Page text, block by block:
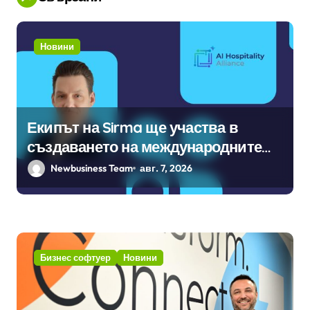
Новини
Екипът на Sirma ще участва в
създаването на международните
стандарти за навлизане на
изкуствен интелект в
Newbusiness Team авг. 7, 2026
Бизнес софтуер Новини